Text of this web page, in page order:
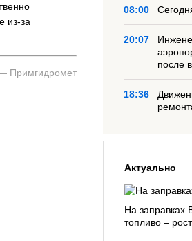
из-за
Примгидромет
08:00
20:07
после
18:36
Актуально
На заправках
топливо –